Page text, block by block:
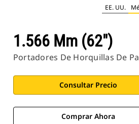
EE. UU.
1.566 Mm (62")
Portadores De Horquillas De
Consultar Precio
Comprar Ahora